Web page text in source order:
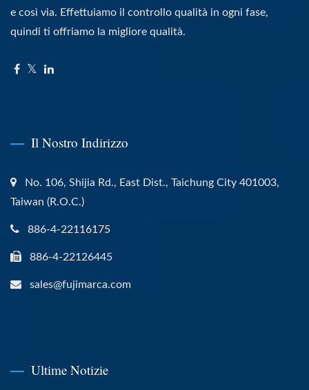
e così via. Effettuiamo il controllo qualità in ogni fase,
quindi ti offriamo la migliore qualità.
Il Nostro Indirizzo
No. 106, Shijia Rd., East Dist., Taichung City 401003,
Taiwan (R.O.C.)
886-4-22116175
886-4-22126445
sales@fujimarca.com
Ultime Notizie